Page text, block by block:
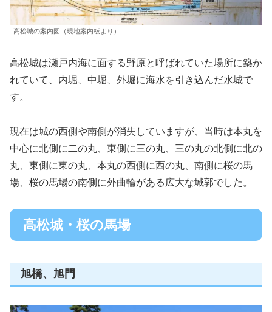
高松城の案内図（現地案内板より）
高松城は瀬戸内海に面する野原と呼ばれていた場所に築か
れていて、内堀、中堀、外堀に海水を引き込んだ水城で
す。
現在は城の西側や南側が消失していますが、当時は本丸を
中心に北側に二の丸、東側に三の丸、三の丸の北側に北の
丸、東側に東の丸、本丸の西側に西の丸、南側に桜の馬
場、桜の馬場の南側に外曲輪がある広大な城郭でした。
高松城・桜の馬場
旭橋、旭門